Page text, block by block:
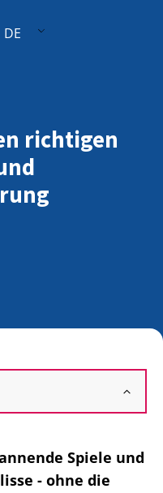
DE
richtigen
Spiele und
- ohne die